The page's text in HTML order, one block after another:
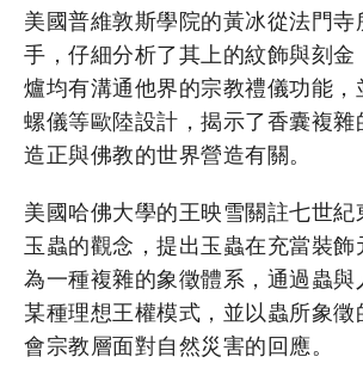
美國普維敦斯學院的黃冰從法門寺
手，仔細分析了其上的紋飾與刻金
爐均有溝通他界的宗教禮儀功能，
螺儀等歐陸設計，揭示了香囊複雜
造正與佛教的世界營造有關。
美國哈佛大學的王映雪關註七世紀
玉蟲的觀念，提出玉蟲在充當裝
為一種複雜的象徵體系，通過蟲與
某種理想王權模式，並以蟲所象徵
會宗教層面對自然災害的回應。